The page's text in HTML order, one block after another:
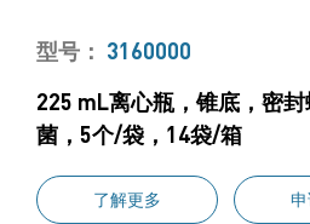
型号： 3160000
225 mL离心瓶，锥底，密
菌，5个/袋，14袋/箱
了解更多